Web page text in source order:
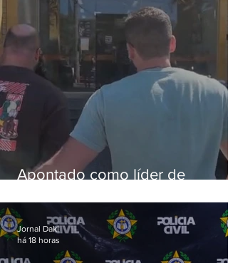
Apontado como líder de
aposentados é preso
Jornal Daki
há 18 horas